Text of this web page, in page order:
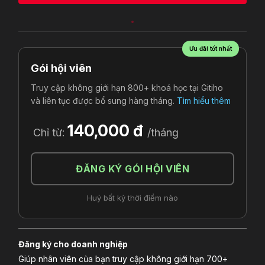
Ưu đãi tốt nhất
Gói hội viên
Truy cập không giới hạn 800+ khoá học tại Gitiho
và liên tục được bổ sung hàng tháng. Tìm hiểu thêm
Chỉ từ: 140,000 đ /tháng
ĐĂNG KÝ GÓI HỘI VIÊN
Huỷ bất kỳ thời điểm nào
Đăng ký cho doanh nghiệp
Giúp nhân viên của bạn truy cập không giới hạn 700+